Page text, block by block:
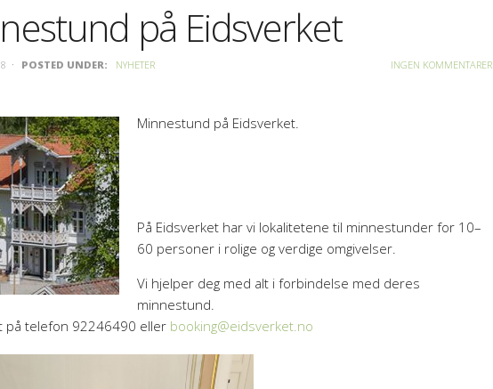
på Eidsverket
POSTED UNDER: NYHETER INGEN KOMMENTARER
Minnestund på Eidsverket.
På Eidsverket har vi lokalitetene til minnestunder for 10–
60 personer i rolige og verdige omgivelser.
Vi hjelper deg med alt i forbindelse med deres
minnestund.
på telefon 92246490 eller booking@eidsverket.no